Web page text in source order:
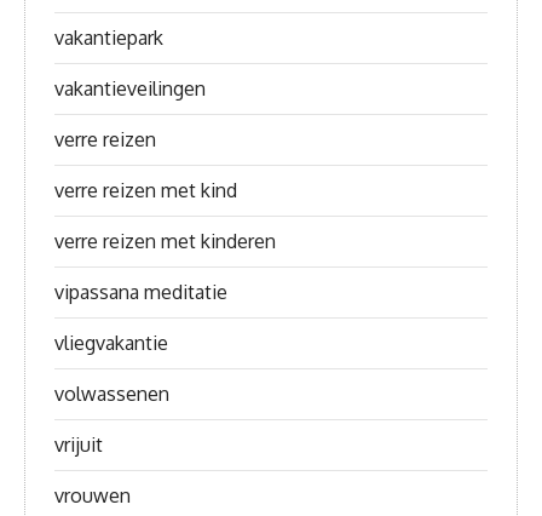
vakantiepark
vakantieveilingen
verre reizen
verre reizen met kind
verre reizen met kinderen
vipassana meditatie
vliegvakantie
volwassenen
vrijuit
vrouwen